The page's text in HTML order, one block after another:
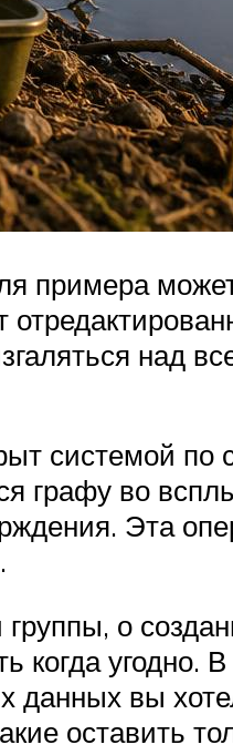
примера
над
системой по
графу во
Эта
о
когда угодно. В
вы
оставить